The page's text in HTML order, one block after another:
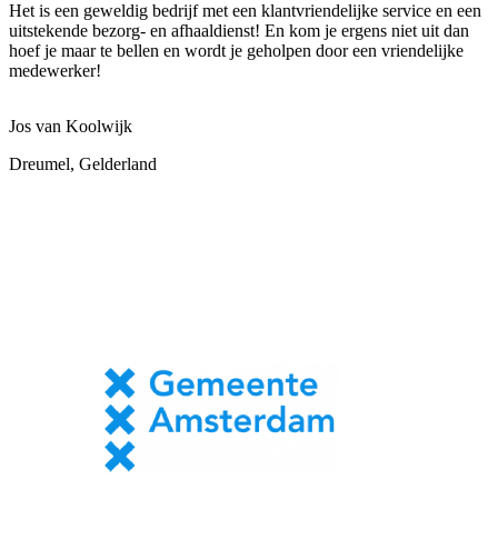
Het is een geweldig bedrijf met een klantvriendelijke service en een
uitstekende bezorg- en afhaaldienst! En kom je ergens niet uit dan
hoef je maar te bellen en wordt je geholpen door een vriendelijke
medewerker!
Jos van Koolwijk
Dreumel, Gelderland